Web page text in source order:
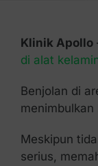
Klinik Apollo
di alat
Benjolan di
Meskipun
serius,